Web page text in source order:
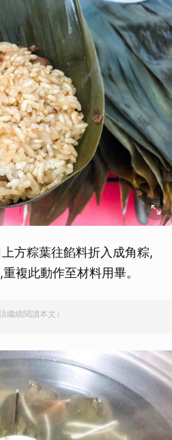
方粽葉往餡料折入成角粽,
複此動作至材料用畢。
繼續閱讀本文）